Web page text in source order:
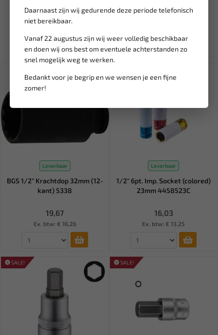
Daarnaast zijn wij gedurende deze periode telefonisch
niet bereikbaar.
Vanaf 22 augustus zijn wij weer volledig beschikbaar
en doen wij ons best om eventuele achterstanden zo
snel mogelijk weg te werken.
Bedankt voor je begrip en we wensen je een fijne
zomer!
Leverbaar
BGS 1/2" Krachtdop 32mm (12-
kant) 5338
19,67
Ex. btw: € 16,26
Leverbaar
1/2" 6pt. Imp. Socket (colored)
23mm 4458523C
16,03
Ex. btw: € 13,25
SALE! SALE!